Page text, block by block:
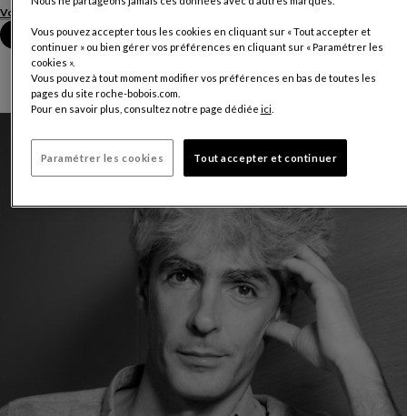
Voir plus
Prendre rendez-vous en magasin
Vous pouvez accepter tous les cookies en cliquant sur « Tout accepter et
continuer » ou bien gérer vos préférences en cliquant sur « Paramétrer les
cookies ».
Vous pouvez à tout moment modifier vos préférences en bas de toutes les
pages du site roche-bobois.com.
Pour en savoir plus, consultez notre page dédiée ici.
Paramétrer les cookies Tout accepter et continuer